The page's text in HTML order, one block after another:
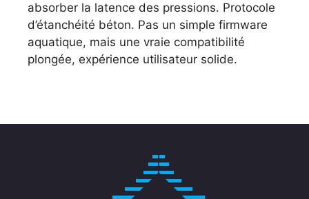
absorber la latence des pressions. Protocole
d’étanchéité béton. Pas un simple firmware
aquatique, mais une vraie compatibilité
plongée, expérience utilisateur solide.